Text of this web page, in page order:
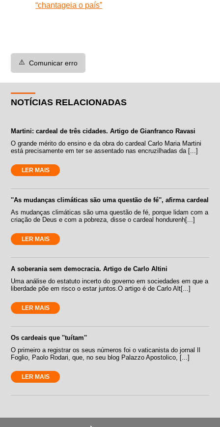
“chantageia o país”
⚠️ Comunicar erro
NOTÍCIAS RELACIONADAS
Martini: cardeal de três cidades. Artigo de Gianfranco Ravasi
O grande mérito do ensino e da obra do cardeal Carlo Maria Martini
está precisamente em ter se assentado nas encruzilhadas da [...]
LER MAIS
''As mudanças climáticas são uma questão de fé'', afirma cardeal
As mudanças climáticas são uma questão de fé, porque lidam com a
criação de Deus e com a pobreza, disse o cardeal hondurenh[...]
LER MAIS
A soberania sem democracia. Artigo de Carlo Altini
Uma análise do estatuto incerto do governo em sociedades em que a
liberdade põe em risco o estar juntos.O artigo é de Carlo Alt[...]
LER MAIS
Os cardeais que ''tuítam''
O primeiro a registrar os seus números foi o vaticanista do jornal Il
Foglio, Paolo Rodari, que, no seu blog Palazzo Apostolico, [...]
LER MAIS